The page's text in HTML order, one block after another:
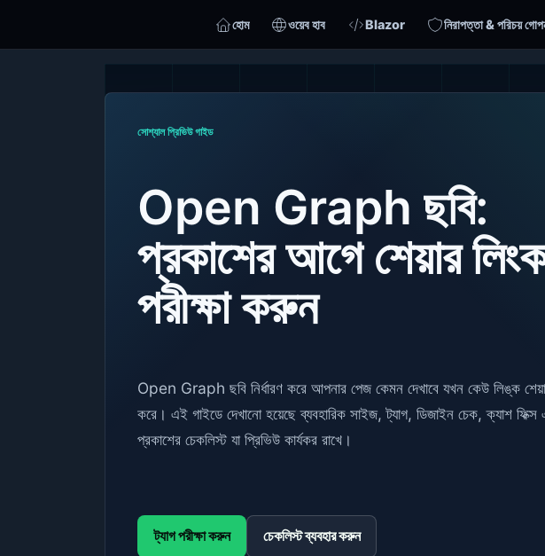
হোম ওয়েব হাব Blazor নিরাপত্তা & পরিচয়
সোশ্যাল প্রিভিউ গাইড
Open Graph ছবি:
প্রকাশের আগে শেয়ার
পরীক্ষা করুন
Open Graph ছবি নির্ধারণ করে আপনার পেজ কেমন দেখাবে যখন কেউ লিঙ্ক
করে। এই গাইডে দেখানো হয়েছে ব্যবহারিক সাইজ, ট্যাগ, ডিজাইন চেক, ক্যাশ ফিক্স
প্রকাশের চেকলিস্ট যা প্রিভিউ কার্যকর রাখে।
ট্যাগ পরীক্ষা করুন চেকলিস্ট ব্যবহার করুন